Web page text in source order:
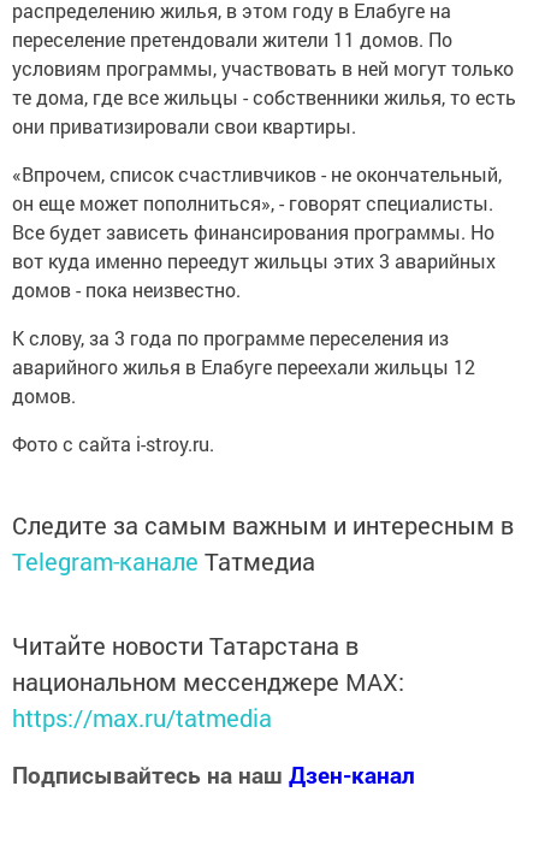
распределению жилья, в этом году в Елабуге на
переселение претендовали жители 11 домов. По
условиям программы, участвовать в ней могут только
те дома, где все жильцы - собственники жилья, то есть
они приватизировали свои квартиры.
«Впрочем, список счастливчиков - не окончательный,
он еще может пополниться», - говорят специалисты.
Все будет зависеть финансирования программы. Но
вот куда именно переедут жильцы этих 3 аварийных
домов - пока неизвестно.
К слову, за 3 года по программе переселения из
аварийного жилья в Елабуге переехали жильцы 12
домов.
Фото с сайта i-stroy.ru.
Следите за самым важным и интересным в
Telegram-канале Татмедиа
Читайте новости Татарстана в
национальном мессенджере MАХ:
https://max.ru/tatmedia
Подписывайтесь на наш Дзен-канал